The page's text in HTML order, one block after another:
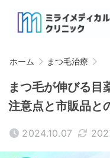
ホーム まつ毛治療
まつ毛が伸びる目
注意点と市販品と
2024.10.07